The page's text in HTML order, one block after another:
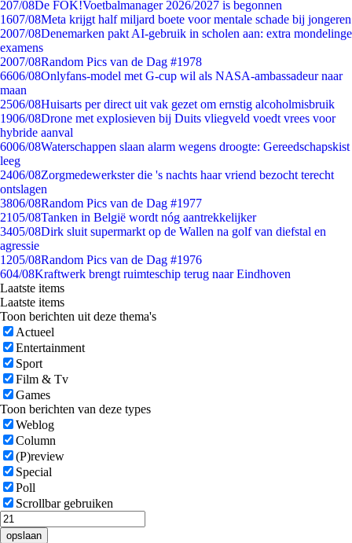
207/08De FOK!Voetbalmanager 2026/2027 is begonnen
1607/08Meta krijgt half miljard boete voor mentale schade bij jongeren
2007/08Denemarken pakt AI-gebruik in scholen aan: extra mondelinge
examens
2007/08Random Pics van de Dag #1978
6606/08Onlyfans-model met G-cup wil als NASA-ambassadeur naar
maan
2506/08Huisarts per direct uit vak gezet om ernstig alcoholmisbruik
1906/08Drone met explosieven bij Duits vliegveld voedt vrees voor
hybride aanval
6006/08Waterschappen slaan alarm wegens droogte: Gereedschapskist
leeg
2406/08Zorgmedewerkster die 's nachts haar vriend bezocht terecht
ontslagen
3806/08Random Pics van de Dag #1977
2105/08Tanken in België wordt nóg aantrekkelijker
3405/08Dirk sluit supermarkt op de Wallen na golf van diefstal en
agressie
1205/08Random Pics van de Dag #1976
604/08Kraftwerk brengt ruimteschip terug naar Eindhoven
Laatste items
Laatste items
Toon berichten uit deze thema's
Actueel
Entertainment
Sport
Film & Tv
Games
Toon berichten van deze types
Weblog
Column
(P)review
Special
Poll
Scrollbar gebruiken
opslaan